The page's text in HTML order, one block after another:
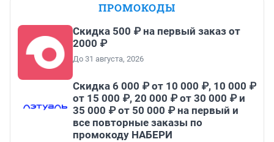
ПРОМОКОДЫ
Скидка 500 ₽ на первый заказ от
2000 ₽
До 31 августа, 2026
Скидка 6 000 ₽ от 10 000 ₽, 10 000 ₽
от 15 000 ₽, 20 000 ₽ от 30 000 ₽ и
35 000 ₽ от 50 000 ₽ на первый и
все повторные заказы по
промокоду НАБЕРИ